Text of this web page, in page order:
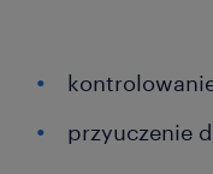
przyuczenie